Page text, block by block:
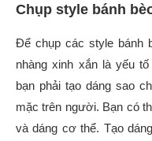
Chụp style bánh
Để chụp các style bánh
nhàng xinh xắn là yếu
bạn phải tạo dáng sao
mặc trên người. Bạn có
và dáng cơ thể. Tạo